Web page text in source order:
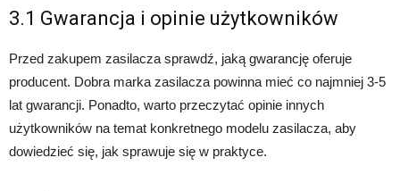
3.1 Gwarancja i opinie użytkowników
Przed zakupem zasilacza sprawdź, jaką gwarancję oferuje
producent. Dobra marka zasilacza powinna mieć co najmniej 3-5
lat gwarancji. Ponadto, warto przeczytać opinie innych
użytkowników na temat konkretnego modelu zasilacza, aby
dowiedzieć się, jak sprawuje się w praktyce.